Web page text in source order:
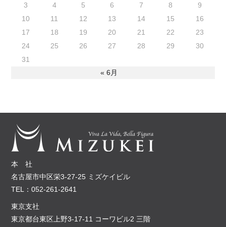
3
4 5 6 7 8
9
10
11 12 13 14 15
16
17
18 19 20 21 22
23
24
25 26 27 28 29
30
31
« 6月
本 社
名古屋市中区栄3-27-25 ミズケイビル
TEL：052-261-2641
東京支社
東京都台東区上野3-17-11 コーワビル2 三階